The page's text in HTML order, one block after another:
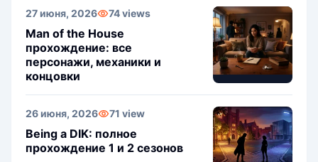
27 июня, 2026 74 views
Man of the House
прохождение: все
персонажи, механики и
концовки
26 июня, 2026 71 view
Being a DIK: полное
прохождение 1 и 2 сезонов